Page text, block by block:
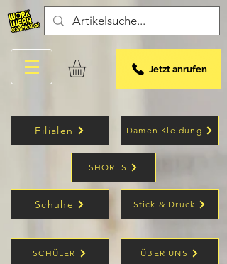
Jetzt anrufen
Filialen Damen Kleidung
SHORTS
Schuhe Stick & Druck
SCHÜLER ÜBER UNS